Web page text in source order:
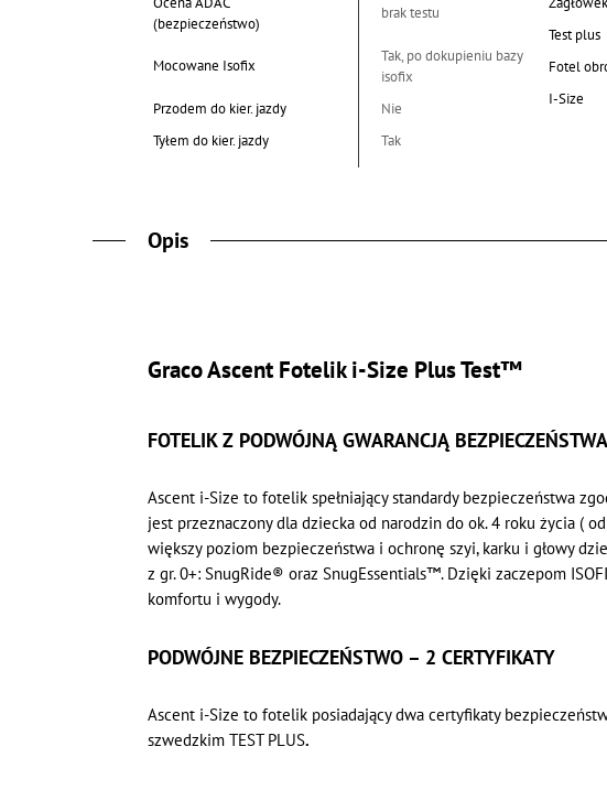
(bezpieczeństwo)
brak testu
Mocowane Isofix
Tak, po dokupieniu bazy
isofix
Przodem do kier. jazdy
Nie
Tyłem do kier. jazdy
Tak
Test plus
Fotel
I-Size
Opis
Graco Ascent Fotelik i-Size Plus Test™
FOTELIK Z PODWÓJNĄ GWARANCJĄ
Ascent i-Size to fotelik spełniający standardy bezpieczeństwa
jest przeznaczony dla dziecka od narodzin do ok. 4 roku życia (
większy poziom bezpieczeństwa i ochronę szyi, karku i głowy
z gr. 0+: SnugRide® oraz SnugEssentials™. Dzięki zaczepom
komfortu i wygody.
PODWÓJNE BEZPIECZEŃSTWO – 2 CERTYFIKATY
Ascent i-Size to fotelik posiadający dwa certyfikaty
szwedzkim TEST PLUS.